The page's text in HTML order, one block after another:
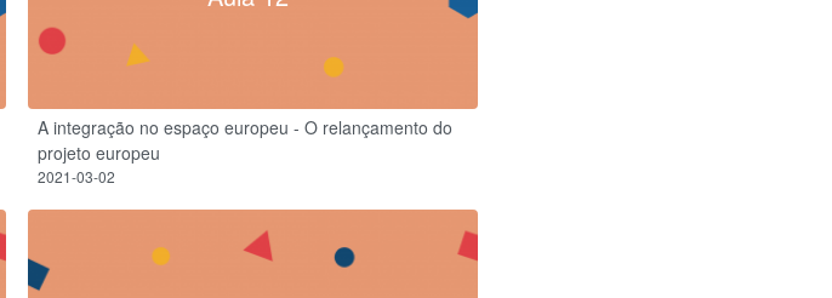
A integração no espaço europeu - O relançamento do
projeto europeu
2021-03-02